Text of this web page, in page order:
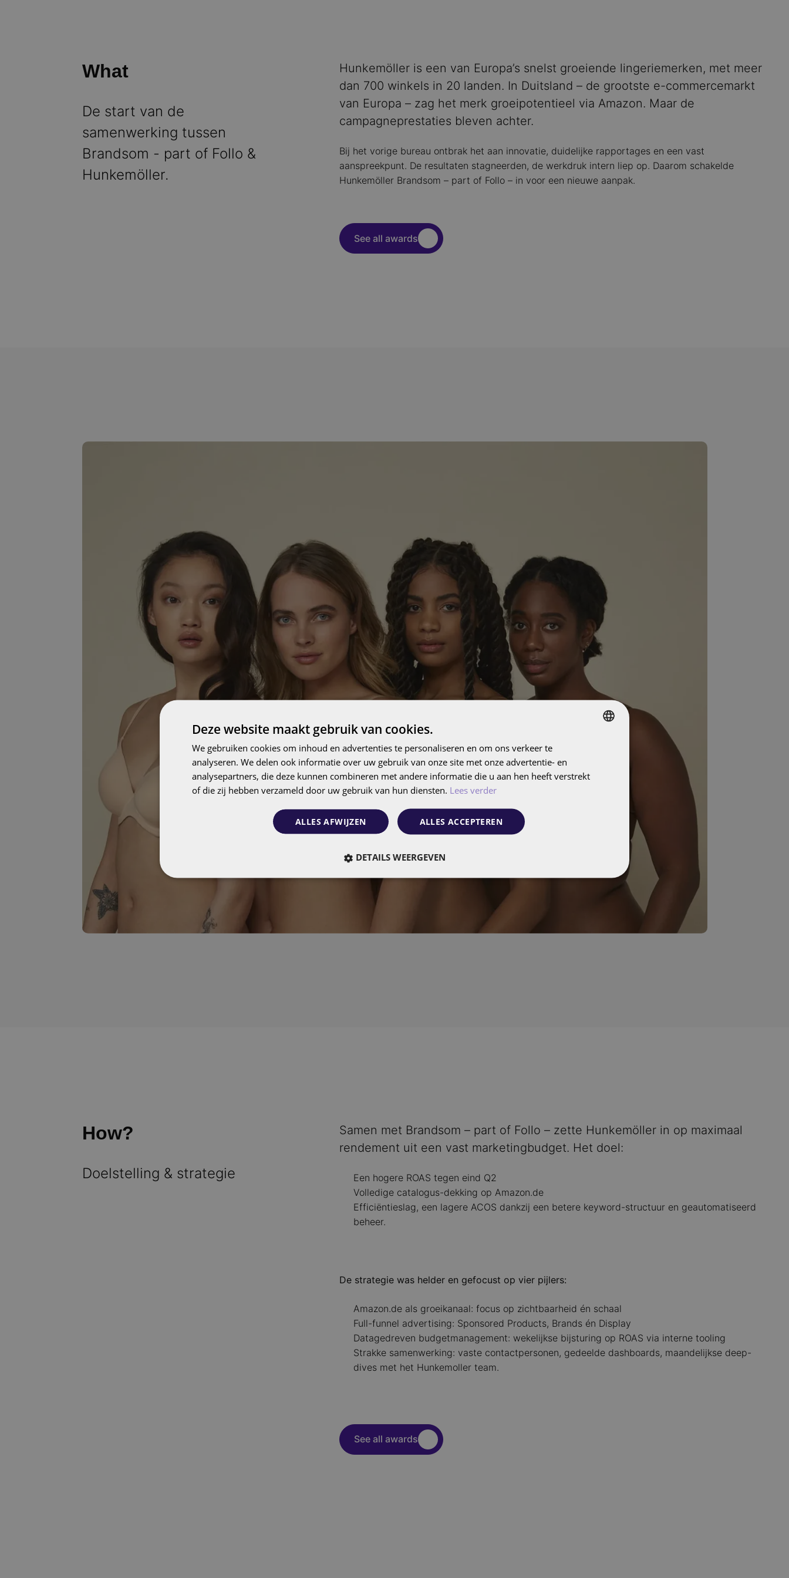
What
De start van de
samenwerking tussen
Brandsom - part of Follo &
Hunkemöller.
Hunkemöller is een van Europa’s snelst groeiende lingeriemerken, met meer
dan 700 winkels in 20 landen. In Duitsland – de grootste e-commercemarkt
van Europa – zag het merk groeipotentieel via Amazon. Maar de
campagneprestaties bleven achter.
Bij het vorige bureau ontbrak het aan innovatie, duidelijke rapportages en een vast
aanspreekpunt. De resultaten stagneerden, de werkdruk intern liep op. Daarom schakelde
Hunkemöller Brandsom – part of Follo – in voor een nieuwe aanpak.
See all awards
How?
Doelstelling & strategie
Samen met Brandsom – part of Follo – zette Hunkemöller in op maximaal
rendement uit een vast marketingbudget. Het doel:
Een hogere ROAS tegen eind Q2
Volledige catalogus-dekking op Amazon.de
Efficiëntieslag, een lagere ACOS dankzij een betere keyword-structuur en geautomatiseerd
beheer.
De strategie was helder en gefocust op vier pijlers:
Amazon.de als groeikanaal: focus op zichtbaarheid én schaal
Full-funnel advertising: Sponsored Products, Brands én Display
Datagedreven budgetmanagement: wekelijkse bijsturing op ROAS via interne tooling
Strakke samenwerking: vaste contactpersonen, gedeelde dashboards, maandelijkse deep-
dives met het Hunkemoller team.
See all awards
Deze website maakt gebruik van cookies.
We gebruiken cookies om inhoud en advertenties te personaliseren en om ons verkeer te
analyseren. We delen ook informatie over uw gebruik van onze site met onze advertentie- en
analysepartners, die deze kunnen combineren met andere informatie die u aan hen heeft verstrekt
of die zij hebben verzameld door uw gebruik van hun diensten. Lees verder
ALLES ACCEPTEREN
ALLES AFWIJZEN
DETAILS WEERGEVEN